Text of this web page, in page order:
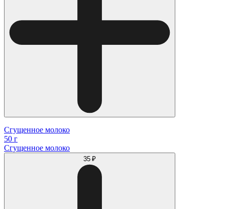
Сгущенное молоко
50 г
Сгущенное молоко
35 ₽